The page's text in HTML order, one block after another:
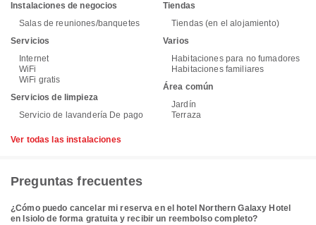
Instalaciones de negocios
Salas de reuniones/banquetes
Servicios
Internet
WiFi
WiFi gratis
Servicios de limpieza
Servicio de lavandería De pago
Tiendas
Tiendas (en el alojamiento)
Varios
Habitaciones para no fumadores
Habitaciones familiares
Área común
Jardín
Terraza
Ver todas las instalaciones
Preguntas frecuentes
¿Cómo puedo cancelar mi reserva en el hotel Northern Galaxy Hotel
en Isiolo de forma gratuita y recibir un reembolso completo?